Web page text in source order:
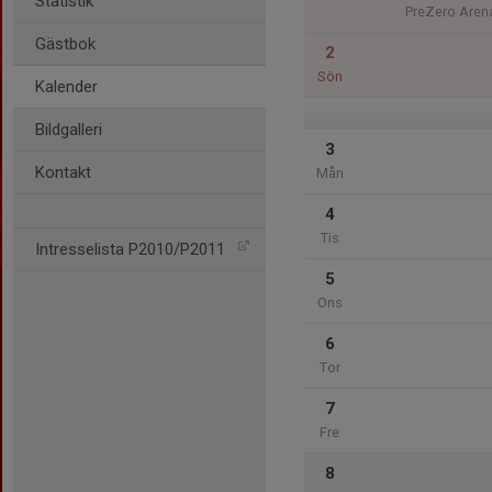
Gästbok
Kalender
Bildgalleri
Kontakt
Intresselista P2010/P2011
PreZero
2
Sön
3
Mån
4
Tis
5
Ons
6
Tor
7
Fre
8